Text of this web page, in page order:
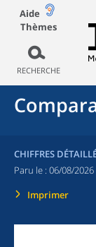
Aide
Thèmes
RECHERCHE
CHIFFRES
Paru le : 06/08/2026
Imprimer